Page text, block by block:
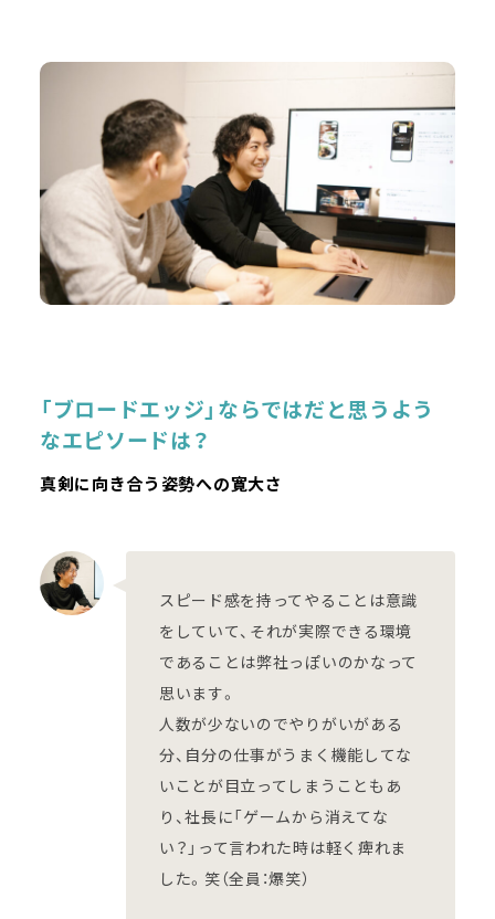
「ブロードエッジ」ならではだと思うよう
なエピソードは？
真剣に向き合う姿勢への寛大さ
スピード感を持ってやることは意識
をしていて、それが実際できる環境
であることは弊社っぽいのかなって
思います。
人数が少ないのでやりがいがある
分、自分の仕事がうまく機能してな
いことが目立ってしまうこともあ
り、社長に「ゲームから消えてな
い？」って言われた時は軽く痺れま
した。笑（全員：爆笑）